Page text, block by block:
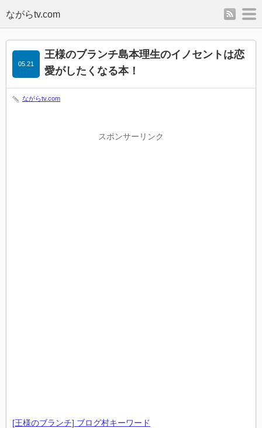
rss
王様のブランチ島本理生のイノセントは恋
愛がしたくなる本！
05.21
ながらtv.com
スポンサーリンク
[王様のブランチ] ブログ村キーワード